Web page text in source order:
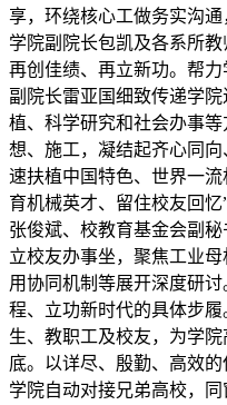
享，环绕核心工做务实沟
学院副院长包凯及各系所
再创佳绩、再立新功。帮
副院长雷亚国细致传递学
植、科学研究和社会办事
想、施工，凝结起齐心同
速扶植中国特色、世界一
育机械英才、留住校友回忆
张俊斌、校教育基金会副
立校友办事坐，聚焦工业
用协同机制等展开深度研
程、立功新时代的具体步
生、教职工及校友，为学
底。以详尽、殷勤、高效的
学院自动对接兄弟高校，